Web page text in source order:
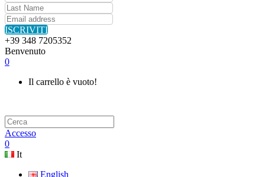
ISCRIVITI
+39 348 7205352
Benvenuto
0
Il carrello è vuoto!
Accesso
0
It
English